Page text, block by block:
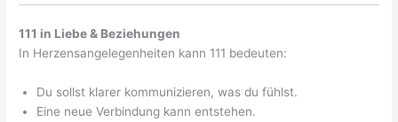
111 in Liebe & Beziehungen
In Herzensangelegenheiten kann 111 bedeuten:
Du sollst klarer kommunizieren, was du fühlst.
Eine neue Verbindung kann entstehen.